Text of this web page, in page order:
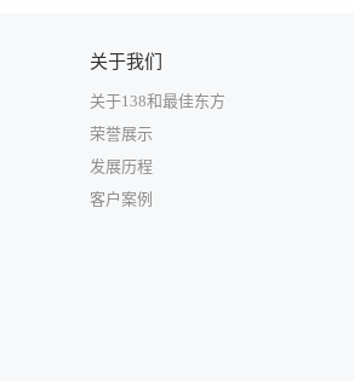
关于我们
关于138和最佳东方
荣誉展示
发展历程
客户案例